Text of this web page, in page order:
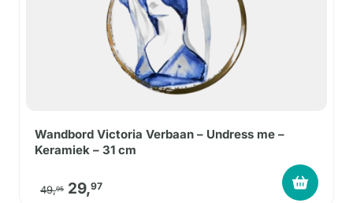
Wandbord Victoria Verbaan – Undress me –
Keramiek – 31 cm
49,95 Oorspronkelijke prijs was: 49,95.
29,97Huidige prijs is: 29,97.